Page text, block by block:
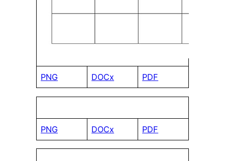
PNG DOCx PDF
PNG DOCx PDF